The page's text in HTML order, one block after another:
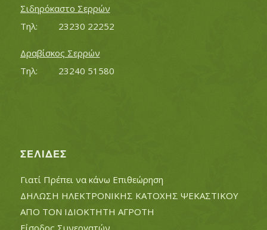
Σιδηρόκαστο Σερρών
Τηλ:		23230 22252
Δραβίσκος Σερρών
Τηλ:		23240 51580
ΣΕΛΊΔΕΣ
Γιατί Πρέπει να κάνω Επιθεώρηση
ΔΗΛΩΣΗ ΗΛΕΚΤΡΟΝΙΚΗΣ ΚΑΤΟΧΗΣ ΨΕΚΑΣΤΙΚΟΥ
ΑΠΟ ΤΟΝ ΙΔΙΟΚΤΗΤΗ ΑΓΡΟΤΗ